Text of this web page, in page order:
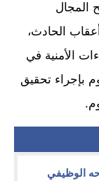
المجال
الحادث،
الأمنية في
بإجراء تحقيق
الوظيفي